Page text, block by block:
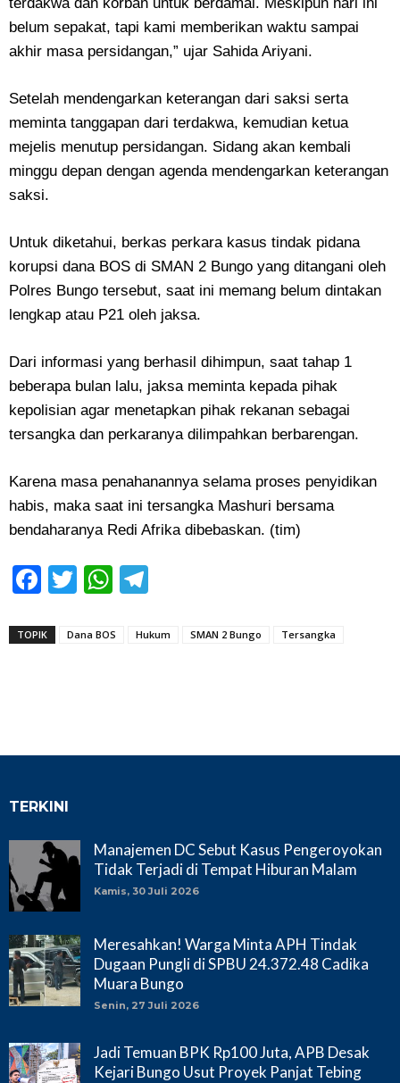
belum sepakat, tapi kami memberikan waktu sampai
akhir masa persidangan,” ujar Sahida Ariyani.
‎Setelah mendengarkan keterangan dari saksi serta
meminta tanggapan dari terdakwa, kemudian ketua
mejelis menutup persidangan. Sidang akan kembali
minggu depan dengan agenda mendengarkan keterangan
saksi.
‎Untuk diketahui, berkas perkara kasus tindak pidana
korupsi dana BOS di SMAN 2 Bungo yang ditangani oleh
Polres Bungo tersebut, saat ini memang belum dintakan
lengkap atau P21 oleh jaksa.
‎Dari informasi yang berhasil dihimpun, saat tahap 1
beberapa bulan lalu, jaksa meminta kepada pihak
kepolisian agar menetapkan pihak rekanan sebagai
tersangka dan perkaranya dilimpahkan berbarengan.
‎Karena masa penahanannya selama proses penyidikan
habis, maka saat ini tersangka Mashuri bersama
bendaharanya Redi Afrika dibebaskan. (tim)
Facebook
TwitterWhatsApp
TOPIK Dana BOS Hukum SMAN 2 Bungo Tersangka
TERKINI
Manajemen DC Sebut Kasus Pengeroyokan
Tidak Terjadi di Tempat Hiburan Malam
Kamis, 30 Juli 2026
Meresahkan! Warga Minta APH Tindak
Dugaan Pungli di SPBU 24.372.48 Cadika
Muara Bungo
Senin, 27 Juli 2026
Jadi Temuan BPK Rp100 Juta, APB Desak
Kejari Bungo Usut Proyek Panjat Tebing